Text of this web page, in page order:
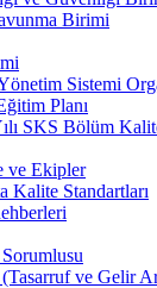
Birimi
Sistemi
Planı
SKS Bölüm
ve Ekipler
Kalite Standartları
ve Gelir